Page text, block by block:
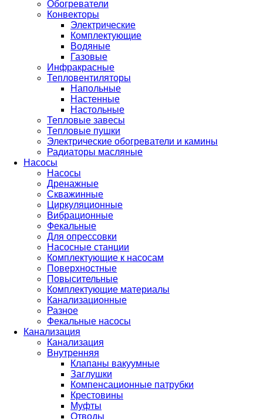
Обогреватели
Конвекторы
Электрические
Комплектующие
Водяные
Газовые
Инфракрасные
Тепловентиляторы
Напольные
Настенные
Настольные
Тепловые завесы
Тепловые пушки
Электрические обогреватели и камины
Радиаторы масляные
Насосы
Насосы
Дренажные
Скважинные
Циркуляционные
Вибрационные
Фекальные
Для опрессовки
Насосные станции
Комплектующие к насосам
Поверхностные
Повысительные
Комплектующие материалы
Канализационные
Разное
Фекальные насосы
Канализация
Канализация
Внутренняя
Клапаны вакуумные
Заглушки
Компенсационные патрубки
Крестовины
Муфты
Отводы